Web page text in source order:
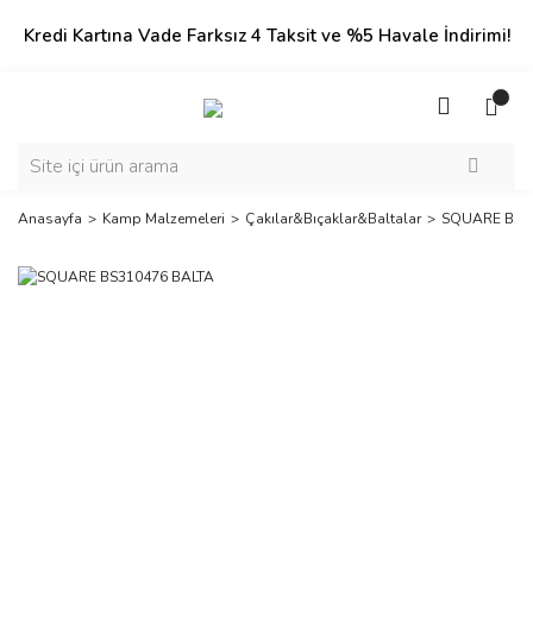
Kredi Kartına Vade Farksız 4 Taksit ve %5 Havale İndirimi!
Anasayfa Kamp Malzemeleri Çakılar&Bıçaklar&Baltalar SQUARE